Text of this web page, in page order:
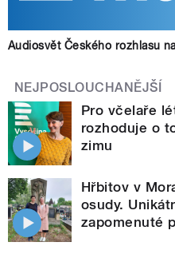
Audiosvět Českého rozhlasu
NEJPOSLOUCHANĚJŠÍ
Pro včelaře
rozhoduje o
zimu
Hřbitov v
osudy.
zapomenuté